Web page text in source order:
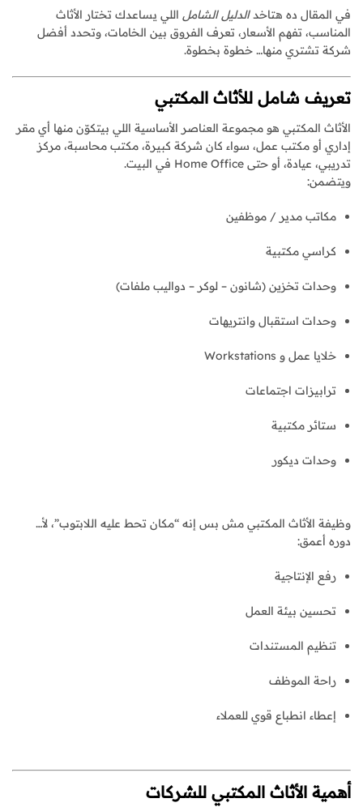
في المقال ده هتاخدالدليل الشامل اللي يساعدك تختار الأثاث
المناسب، تفهم الأسعار، تعرف الفروق بين الخامات، وتحدد أفضل
شركة تشتري منها… خطوة بخطوة.
تعريف شامل للأثاث المكتبي
الأثاث المكتبي هو مجموعة العناصر الأساسية اللي بيتكوّن منها أي مقر
إداري أو مكتب عمل، سواء كان شركة كبيرة، مكتب محاسبة، مركز
تدريبي، عيادة، أو حتى Home Office في البيت.
ويتضمن:
مكاتب مدير / موظفين
كراسي مكتبية
وحدات تخزين (شانون – لوكر – دواليب ملفات)
وحدات استقبال وانتريهات
خلايا عمل و Workstations
ترابيزات اجتماعات
ستائر مكتبية
وحدات ديكور
وظيفة الأثاث المكتبي مش بس إنه “مكان تحط عليه اللابتوب”، لأ…
دوره أعمق:
رفع الإنتاجية
تحسين بيئة العمل
تنظيم المستندات
راحة الموظف
إعطاء انطباع قوي للعملاء
أهمية الأثاث المكتبي للشركات